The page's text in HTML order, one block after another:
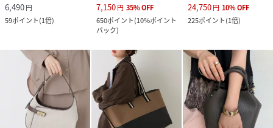
6,490円
59ポイント(1倍)
7,150円 35%OFF
650ポイント(10%ポイント
バック)
24,750円 10%OFF
225ポイント(1倍)